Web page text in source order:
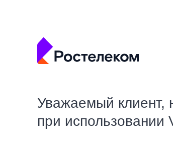
Уважаемый клиент,
при использовании